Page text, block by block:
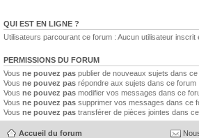
QUI EST EN LIGNE ?
Utilisateurs parcourant ce forum : Aucun utilisateur inscrit
PERMISSIONS DU FORUM
Vous ne pouvez pas publier de nouveaux sujets dans
Vous ne pouvez pas répondre aux sujets dans ce forum
Vous ne pouvez pas modifier vos messages dans ce
Vous ne pouvez pas supprimer vos messages dans ce
Vous ne pouvez pas transférer de pièces jointes dans
Accueil du forum